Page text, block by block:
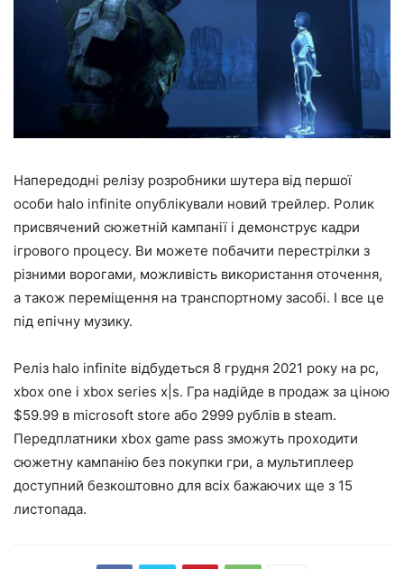
Напередодні релізу розробники шутера від першої
особи halo infinite опублікували новий трейлер. Ролик
присвячений сюжетній кампанії і демонструє кадри
ігрового процесу. Ви можете побачити перестрілки з
різними ворогами, можливість використання оточення,
а також переміщення на транспортному засобі. І все це
під епічну музику.
Реліз halo infinite відбудеться 8 грудня 2021 року на pc,
xbox one і xbox series x|s. Гра надійде в продаж за ціною
$59.99 в microsoft store або 2999 рублів в steam.
Передплатники xbox game pass зможуть проходити
сюжетну кампанію без покупки гри, а мультиплеер
доступний безкоштовно для всіх бажаючих ще з 15
листопада.